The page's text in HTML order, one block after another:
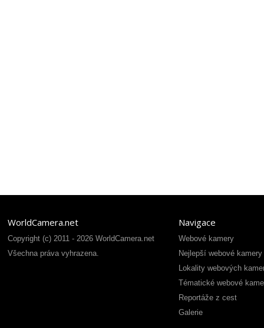
WorldCamera.net
Copyright (c) 2011 - 2026 WorldCamera.net
Všechna práva vyhrazena.
Navigace
Webové kamery
Nejlepší webové kamery
Lokality webových
Tématické webové
Reportáže z cest
Galerie